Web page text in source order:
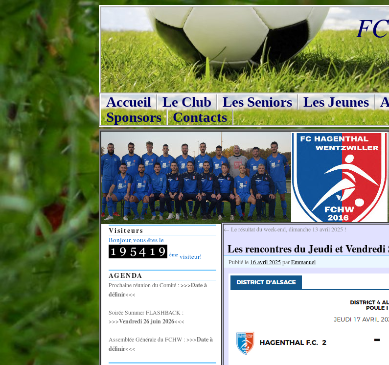
Accueil Le Club Les Seniors Les Jeunes
Sponsors
Contacts
← Le résultat du week-end, dimanche 13 avril 2025 !
Les rencontres du Jeudi et Vendredi
Publié le 16 avril 2025parEmmanuel
Visiteurs
Bonjour, vous êtes le
ème visiteur!
AGENDA
Prochaine réunion du Comité :>>>Date à
définir<<<
Soirée Summer FLASHBACK :
>>>Vendredi 26 juin 2026<<<
Assemblée Générale du FCHW : >>>Date à
définir<<<